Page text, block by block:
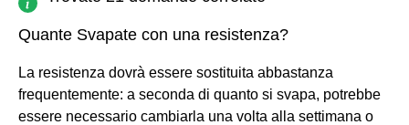
Quante Svapate con una resistenza?
La resistenza dovrà essere sostituita abbastanza
frequentemente: a seconda di quanto si svapa, potrebbe
essere necessario cambiarla una volta alla settimana o